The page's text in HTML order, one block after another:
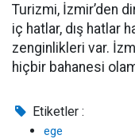
Turizmi, İzmir’den
iç hatlar, dış hatlar
zenginlikleri var.
hiçbir bahanesi
Etiketler :
ege